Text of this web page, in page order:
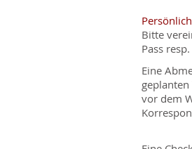
Bitte
Pass
Eine
vor dem